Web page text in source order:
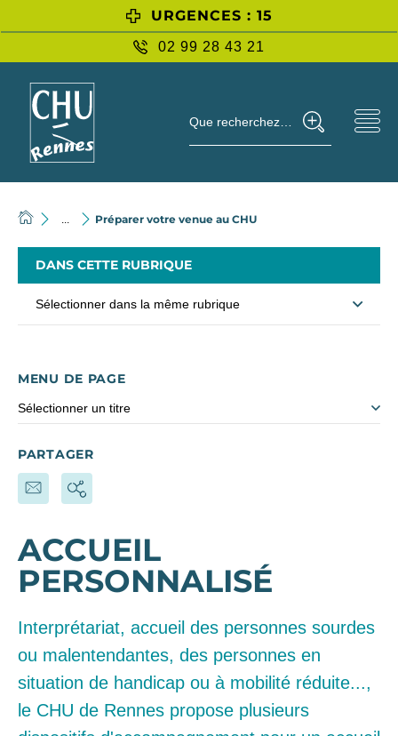
URGENCES : 15
02 99 28 43 21
Que recherchez-vous ?
Préparer votre venue au CHU
DANS CETTE RUBRIQUE
Sélectionner dans la même rubrique
MENU DE PAGE
Sélectionner un titre
PARTAGER
ACCUEIL
PERSONNALISÉ
Interprétariat, accueil des personnes sourdes
ou malentendantes, des personnes en
situation de handicap ou à mobilité réduite...,
le CHU de Rennes propose plusieurs